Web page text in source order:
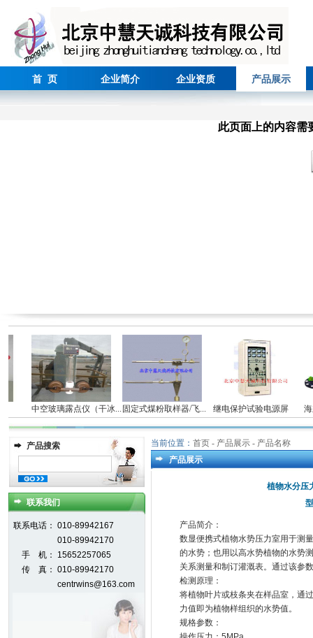
首 页 企业简介 企业资质 产品展示
此页面上的内容需
中空玻璃露点仪（干冰...固定式煤粉取样器/飞... 继电保护试验电源屏
产品搜索
联系我们
联系电话： 010-89942167
010-89942170
手 机：
15652257065
传 真： 010-89942170
centrwins@163.com
当前位置： 首页 - 产品展示 - 产品名称
产品展示
植物水分压
产品简介：
数显便携式植物水势压力室用于测
的水势；也用以高水势植物的水势
关系测量和制订灌溉表。通过该参
检测原理：
将植物叶片或枝条夹在样品室，通
力值即为植物样组织的水势值。
规格参数：